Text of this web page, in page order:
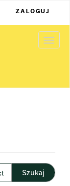
ZALOGUJ